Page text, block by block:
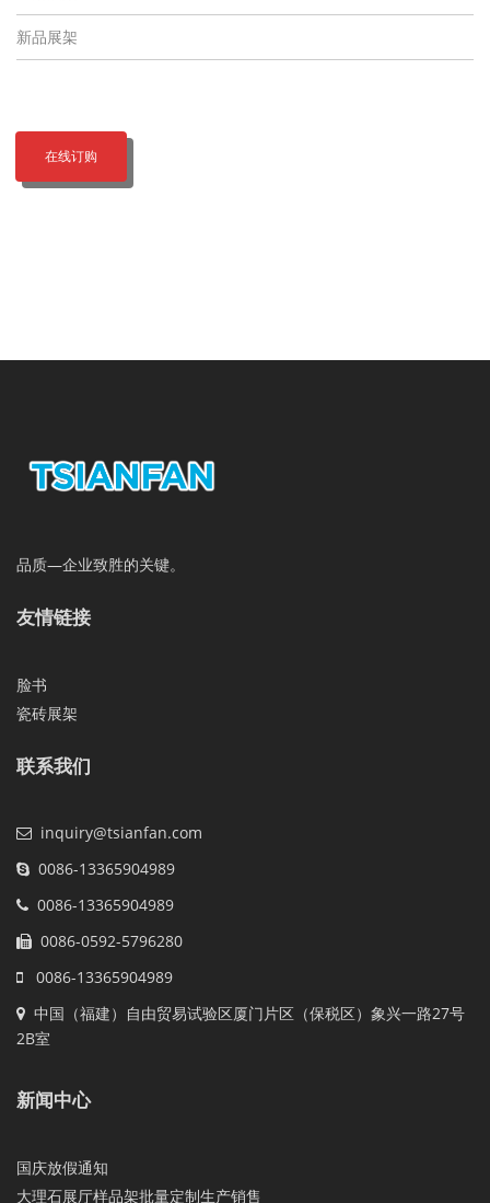
新品展架
在线订购
品质—企业致胜的关键。
友情链接
脸书
瓷砖展架
联系我们
inquiry@tsianfan.com
0086-13365904989
0086-13365904989
0086-0592-5796280
0086-13365904989
中国（福建）自由贸易试验区厦门片区（保税区）象兴一路27号
2B室
新闻中心
国庆放假通知
大理石展厅样品架批量定制生产销售